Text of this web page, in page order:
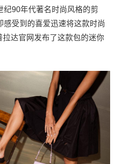
纪90年代著名时尚风格的剪
受到的喜爱迅速将这款时尚
达官网发布了这款包的迷你